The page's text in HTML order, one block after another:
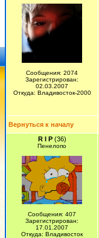
Сообщения: 2074
Зарегистрирован:
02.03.2007
Откуда: Владивосток-2000
Вернуться к началу
R I P(36)
Пенелопо
Сообщения: 407
Зарегистрирован:
17.01.2007
Откуда: Владивосток